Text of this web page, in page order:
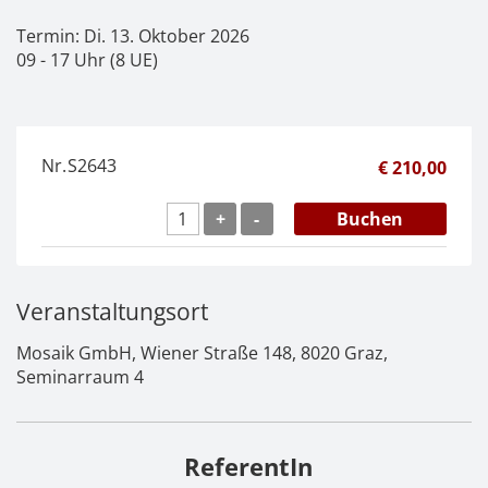
Termin: Di. 13. Oktober 2026
09 - 17 Uhr (8 UE)
€ 210,00
Nr.S2643
+ - Buchen
Veranstaltungsort
Mosaik GmbH, Wiener Straße 148, 8020 Graz,
Seminarraum 4
ReferentIn